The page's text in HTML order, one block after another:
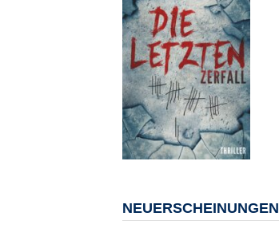
NEUERSCHEINUNGEN